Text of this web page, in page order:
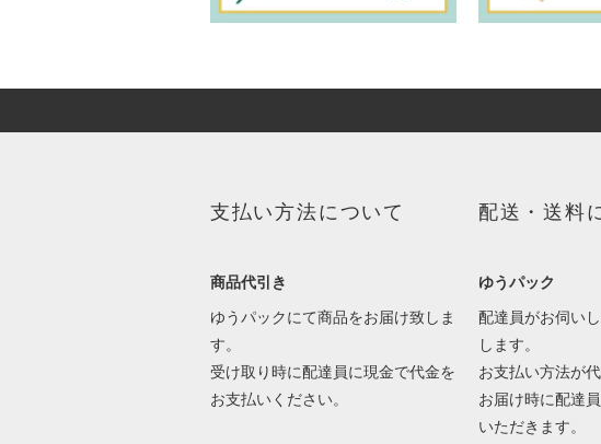
支払い方法について
商品代引き
ゆうパックにて商品をお届け致しま
す。
受け取り時に配達員に現金で代金を
お支払いください。
配送・送料
ゆうパック
配達員がお伺い
します。
お支払い方法が
お届け時に配達
いただきます。